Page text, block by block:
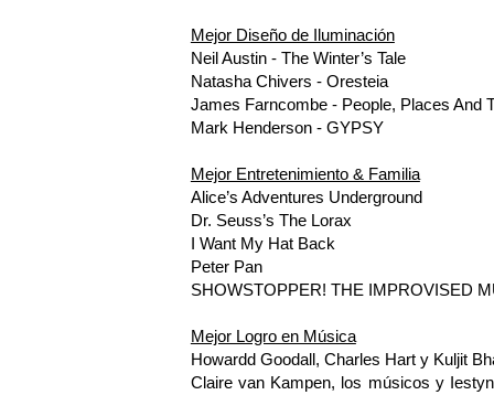
Mejor Diseño de Iluminación
Neil Austin - The Winter’s Tale
Natasha Chivers - Oresteia
James Farncombe - People, Places And
Mark Henderson - GYPSY
Mejor Entretenimiento & Familia
Alice’s Adventures Underground
Dr. Seuss’s The Lorax
I Want My Hat Back
Peter Pan
SHOWSTOPPER! THE IMPROVISED
Mejor Logro en Música
Howardd Goodall, Charles Hart y Kuljit
Claire van Kampen, los músicos y